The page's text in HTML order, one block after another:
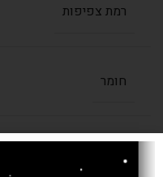
רמת צפיפות
חומר
בחרו מידה (מטר)